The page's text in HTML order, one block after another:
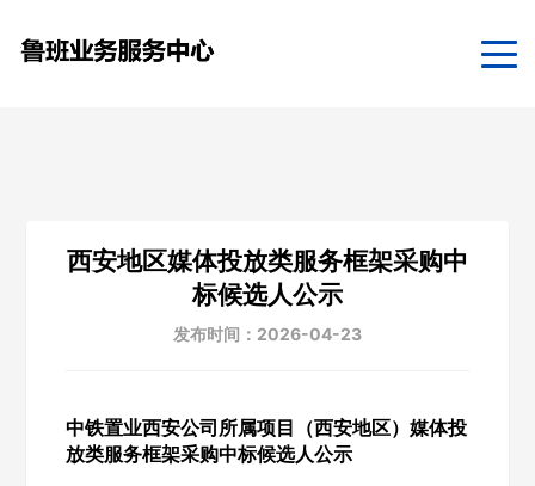
西安地区媒体投放类服务框架采购中
标候选人公示
发布时间：2026-04-23
中铁置业西安公司所属项目（西安地区）媒体投
放类服务框架采购中标候选人公示